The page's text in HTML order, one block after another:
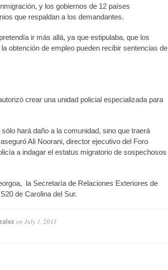
y los gobiernos de 12 países
que respaldan a los demandantes.
ir más allá, ya que estipulaba, que los
obtención de empleo pueden recibir sentencias de
crear una unidad policial especializada para
hará daño a la comunidad, sino que traerá
Ali Noorani, director ejecutivo del Foro
a indagar el estatus migratorio de sospechosos
la Secretaría de Relaciones Exteriores de
de Carolina del Sur.
on July 1, 2011